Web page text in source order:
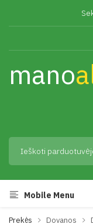
mano
Mobile Menu
Prekės Dovanos